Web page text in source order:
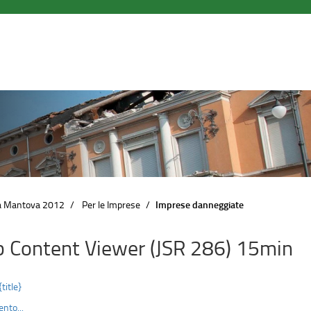
Mantova 2012 Per le Imprese Imprese danneggiate
Content Viewer (JSR 286) 15min